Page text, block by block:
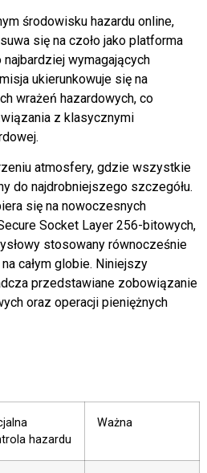
środowisku hazardu online,
się na czoło jako platforma
wymagających
ukierunkowuje się na
wrażeń hazardowych, co
z klasycznymi
atmosfery, gdzie wszystkie
do najdrobniejszego szczegółu.
się na nowoczesnych
Socket Layer 256-bitowych,
stosowany równocześnie
całym globie. Niniejszy
przedstawiane zobowiązanie
oraz operacji pieniężnych
hazardu
Ważna